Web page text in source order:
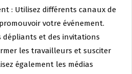
: Utilisez différents canaux de
votre événement.
dépliants et des invitations
les travailleurs et susciter
également les médias